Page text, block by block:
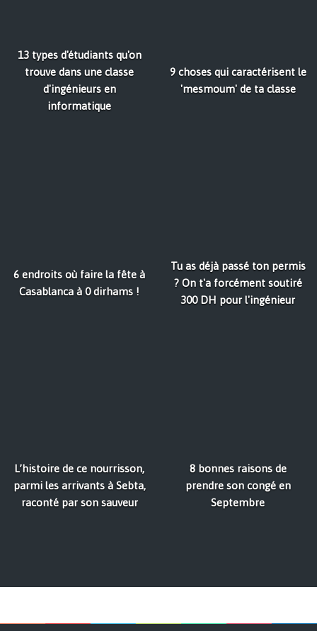
13 types d'étudiants qu'on
trouve dans une classe
d'ingénieurs en
informatique
9 choses qui caractérisent le
'mesmoum' de ta classe
6 endroits où faire la fête à
Casablanca à 0 dirhams !
Tu as déjà passé ton permis
? On t'a forcément soutiré
300 DH pour l'ingénieur
L’histoire de ce nourrisson,
parmi les arrivants à Sebta,
raconté par son sauveur
8 bonnes raisons de
prendre son congé en
Septembre